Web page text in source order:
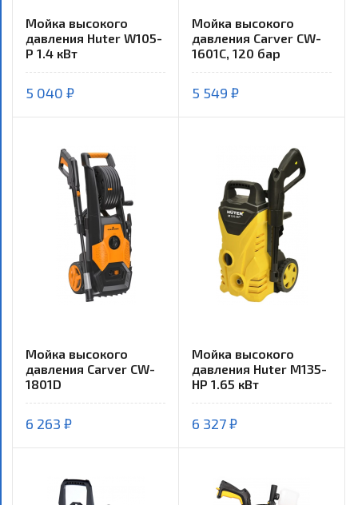
Мойка высокого
давления Huter W105-
P 1.4 кВт
5 040 ₽
Мойка высокого
давления Carver CW-
1601C, 120 бар
5 549 ₽
Мойка высокого
давления Carver CW-
1801D
6 263 ₽
Мойка высокого
давления Huter М135-
НР 1.65 кВт
6 327 ₽